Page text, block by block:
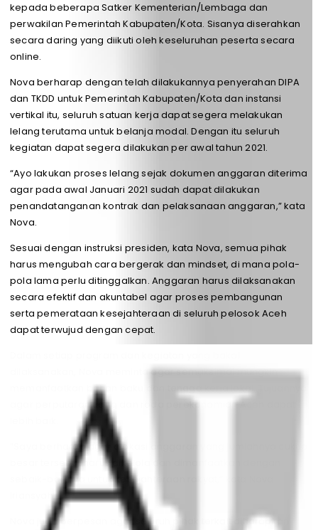
kepada beberapa Satker Kementerian/Lembaga dan
perwakilan Pemerintah Kabupaten/Kota. Sisanya diserahkan
secara daring yang diikuti oleh keseluruhan peserta secara
online.
Nova berharap dengan telah dilakukannya penyerahan DIPA
dan TKDD untuk Pemerintah Kabupaten/Kota dan instansi
vertikal itu, seluruh satuan kerja dapat segera melakukan
lelang terutama untuk belanja modal. Dengan itu seluruh
kegiatan dapat segera dilakukan per awal tahun 2021.
“Ayo lakukan proses lelang sejak dokumen anggaran diterima
agar pada awal Januari 2021 sudah dapat dilakukan
penandatanganan kontrak dan pelaksanaan anggaran,” kata
Nova.
Sesuai dengan instruksi presiden, kata Nova, semua pihak
harus mengubah cara bergerak dan mindset, di mana pola-
pola lama perlu ditinggalkan. Anggaran harus dilaksanakan
secara efektif dan akuntabel agar proses pembangunan
serta pemerataan kesejahteraan di seluruh pelosok Aceh
dapat terwujud dengan cepat.
dilaksanakan, Nova meminta agar semaksimal mungkin
memanfaatkan bahan baku dan tenaga kerja lokal. Tujuannya
agar perputaran uang dan roda perekonomian Aceh dapat
“Saya berharap agar alokasi anggaran yang jumlahnya cukup
besar tersebut harus dikelola dan dimanfaatkan dengan
sebaik-baiknya untuk kesejahteraan rakyat,” kata Nova
Iriansyah.
Nova juga berpesan agar seluruh pihak terkait diharapkan